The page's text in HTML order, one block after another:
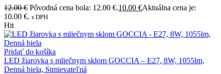
12.00€ Pôvodná cena bola: 12.00 €.10.00 €Aktuálna cena je:
10.00 €. s DPH
Hit
Pridať do košíka
LED žiarovka s mliečnym sklom GOCCIA – E27, 8W, 1055lm,
Denná biela, Stmievateľná